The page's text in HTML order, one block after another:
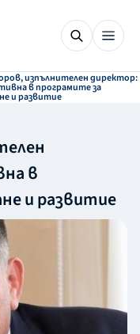
изпълнителен директор:
в програмите за
и развитие
в
и развитие